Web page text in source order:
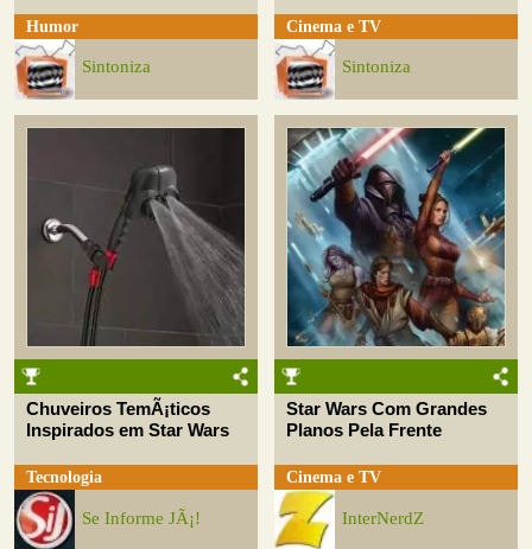
Humor
Sintoniza
Cinema e TV
Sintoniza
Chuveiros TemÃ¡ticos
Inspirados em Star Wars
Tecnologia
Se Informe JÃ¡!
Star Wars Com Grandes
Planos Pela Frente
Cinema e TV
InterNerdZ